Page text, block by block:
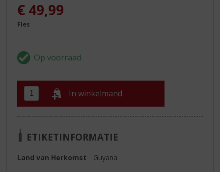
€ 49,99
Fles
In winkelmand
ETIKETINFORMATIE
Land van Herkomst
Guyana